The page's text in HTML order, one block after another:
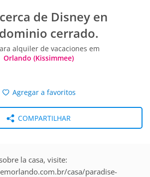
de Disney en
cerrado.
alquiler de vacaciones em
Orlando (Kissimmee)
Agregar a favoritos
COMPARTILHAR
la casa, visite:
casa/paradise-